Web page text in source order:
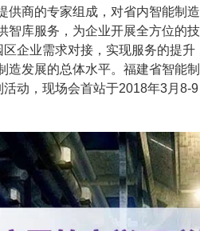
供商的专家组成，对省内智能制
智库服务，为企业开展全方位的
企业需求对接，实现服务的提
造发展的总体水平。福建省智能
活动，现场会首站于2018年3月